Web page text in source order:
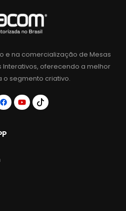
e na comercialização de Mesas
Interativos, oferecendo a melhor
o segmento criativo.